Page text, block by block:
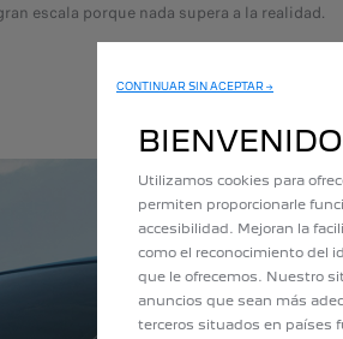
escala porque nada supera a la realidad.
CONTINUAR SIN ACEPTAR →
Utilizamos cookies para
permiten proporcionarle
accesibilidad. Mejoran la
como el reconocimiento del
que le ofrecemos. Nuestro
anuncios que sean más
terceros situados en países